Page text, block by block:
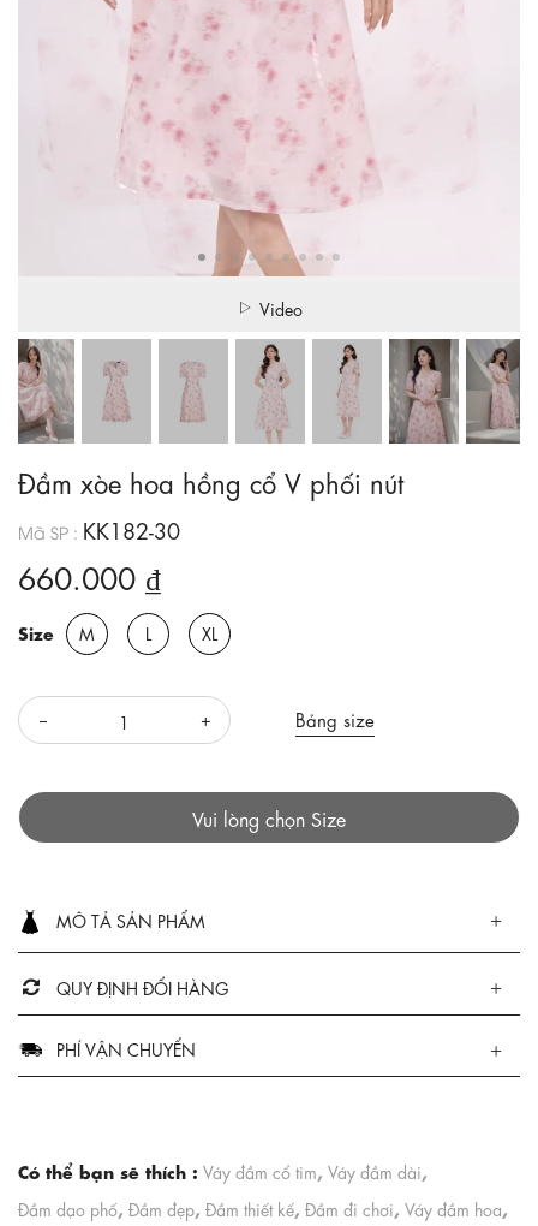
Video
Đầm xòe hoa hồng cổ V phối nút
Mã SP : KK182-30
660.000 ₫
Size M L XL
Bảng size
Vui lòng chọn Size
MÔ TẢ SẢN PHẨM
QUY ĐỊNH ĐỔI HÀNG
PHÍ VẬN CHUYỂN
Có thể bạn sẽ thích : Váy đầm cổ tim, Váy đầm dài,
Đầm dạo phố, Đầm đẹp, Đầm thiết kế, Đầm đi chơi, Váy đầm hoa,